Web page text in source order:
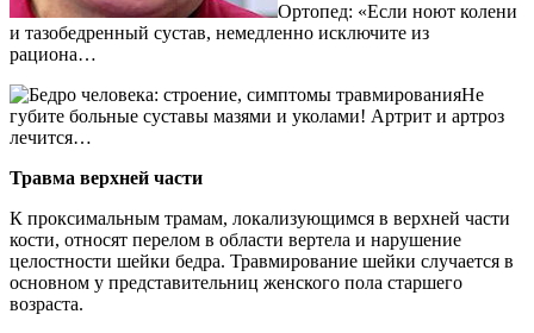
Ортопед: «Если ноют колени
и тазобедренный сустав, немедленно исключите из
рациона…
Не
губите больные суставы мазями и уколами! Артрит и артроз
лечится…
Травма верхней части
К проксимальным трамам, локализующимся в верхней части
кости, относят перелом в области вертела и нарушение
целостности шейки бедра. Травмирование шейки случается в
основном у представительниц женского пола старшего
возраста.